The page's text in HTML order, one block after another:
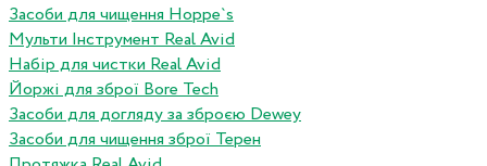
Засоби для чищення Hoppe`s
Мульти Інструмент Real Avid
Набір для чистки Real Avid
Йоржі для зброї Bore Tech
Засоби для догляду за зброєю Dewey
Засоби для чищення зброї Терен